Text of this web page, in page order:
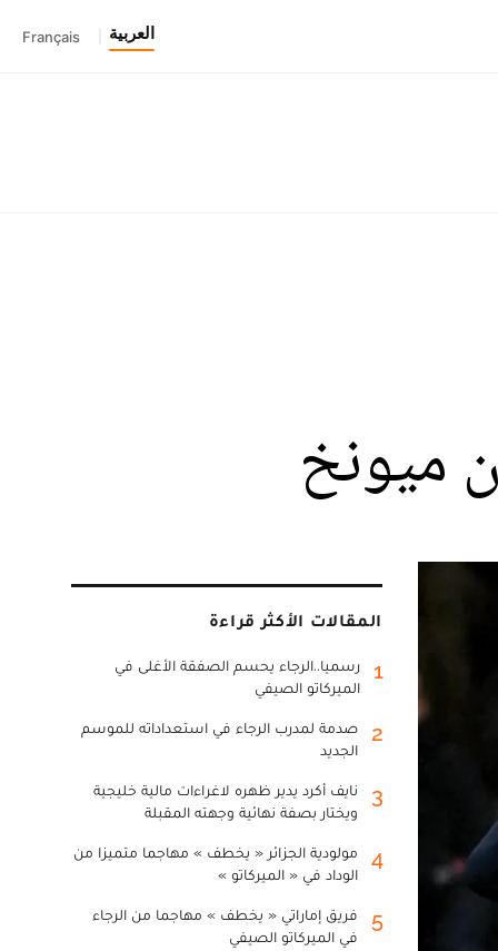
العربية Français
ميونخ
المقالات الأكثر قراءة
1
رسميا..الرجاء يحسم الصفقة الأغلى في
الميركاتو الصيفي
2
صدمة لمدرب الرجاء في استعداداته للموسم
الجديد
3
نايف أكرد يدير ظهره لاغراءات مالية خليجية
ويختار بصفة نهائية وجهته المقبلة
4
مولودية الجزائر « يخطف » مهاجما متميزا من
الوداد في « الميركاتو »
5
فريق إماراتي « يخطف » مهاجما من الرجاء
في الميركاتو الصيفي